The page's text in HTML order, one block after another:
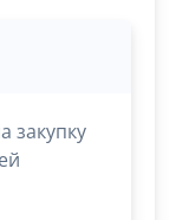
закупку